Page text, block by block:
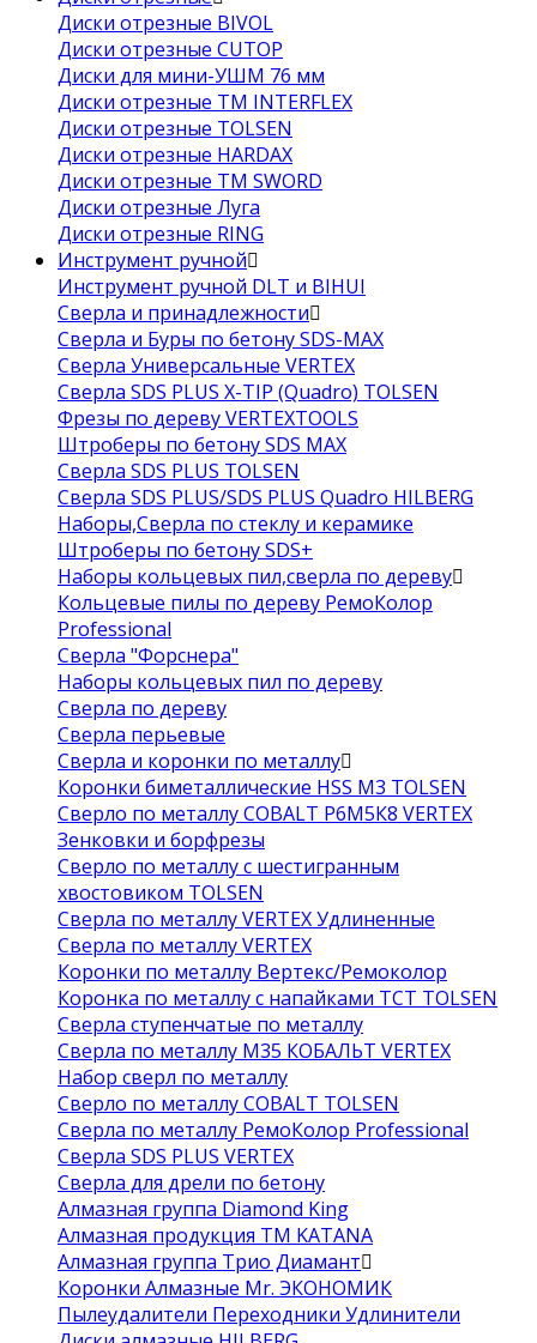
Диски отрезные BIVOL
Диски отрезные CUTOP
Диски для мини-УШМ 76 мм
Диски отрезные ТМ INTERFLEX
Диски отрезные TOLSEN
Диски отрезные HARDAX
Диски отрезные ТМ SWORD
Диски отрезные Луга
Диски отрезные RING
Инструмент ручной
Инструмент ручной DLT и BIHUI
Сверла и принадлежности
Сверла и Буры по бетону SDS-MAX
Сверла Универсальные VERTEX
Сверла SDS PLUS X-TIP (Quadro) TOLSEN
Фрезы по дереву VERTEXTOOLS
Штроберы по бетону SDS MAX
Сверла SDS PLUS TOLSEN
Сверла SDS PLUS/SDS PLUS Quadro HILBERG
Наборы,Сверла по стеклу и керамике
Штроберы по бетону SDS+
Наборы кольцевых пил,сверла по дереву
Кольцевые пилы по дереву РемоКолор
Professional
Сверла "Форснера"
Наборы кольцевых пил по дереву
Сверла по дереву
Сверла перьевые
Сверла и коронки по металлу
Коронки биметаллические HSS M3 TOLSEN
Сверло по металлу COBALT Р6М5К8 VERTEX
Зенковки и борфрезы
Сверло по металлу с шестигранным
хвостовиком TOLSEN
Сверла по металлу VERTEX Удлиненные
Сверла по металлу VERTEX
Коронки по металлу Вертекс/Ремоколор
Коронка по металлу с напайками TCT TOLSEN
Сверла ступенчатые по металлу
Сверла по металлу М35 КОБАЛЬТ VERTEX
Набор сверл по металлу
Сверло по металлу COBALT TOLSEN
Сверла по металлу РемоКолор Professional
Сверла SDS PLUS VERTEX
Сверла для дрели по бетону
Алмазная группа Diamond King
Алмазная продукция ТМ KATANA
Алмазная группа Трио Диамант
Коронки Алмазные Mr. ЭКОНОМИК
Пылеудалители Переходники Удлинители